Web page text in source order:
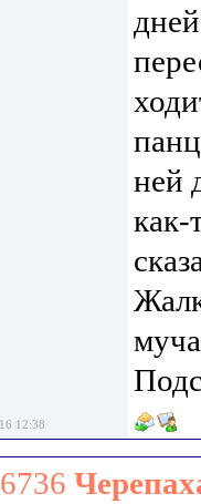
ней
как-
12:38